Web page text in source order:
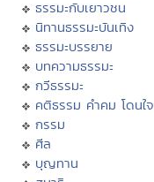
ธรรมะกับเยาวชน
นิทานธรรมะบันเทิง
ธรรมะบรรยาย
บทความธรรมะ
กวีธรรมะ
คติธรรม คำคม โดนใจ
กรรม
ศีล
บุญทาน